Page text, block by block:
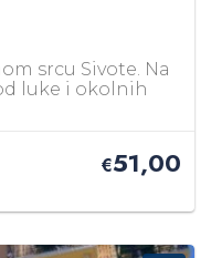
srcu Sivote. Na
luke i okolnih
€51,00